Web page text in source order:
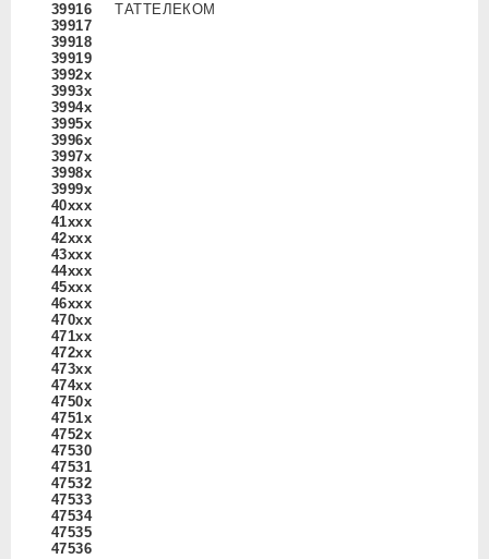
39916
39917
39918
39919
3992x
3993x
3994x
3995x
3996x
3997x
3998x
3999x
40xxx
41xxx
42xxx
43xxx
44xxx
45xxx
46xxx
470xx
471xx
472xx
473xx
474xx
4750x
4751x
4752x
47530
47531
47532
47533
47534
47535
47536
ТАТТЕЛЕКОМ